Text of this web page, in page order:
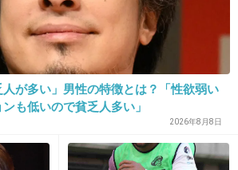
に...
るんでしょ
+197
が多い」男性の特徴とは？「性欲弱い
も低いので貧乏人多い」
2026年8月8日